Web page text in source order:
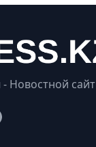
Новостной сайт